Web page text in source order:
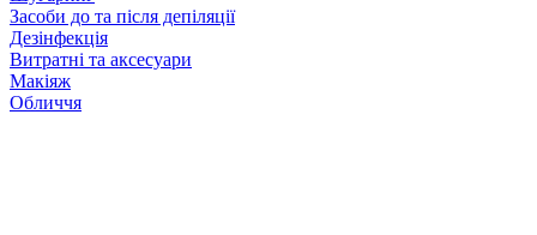
Засоби до та після депіляції
Дезінфекція
Витратні та аксесуари
Макіяж
Обличчя